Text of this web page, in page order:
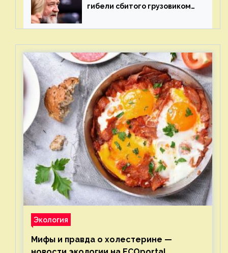
гибели сбитого грузовиком
Экология
Мифы и правда о холестерине —